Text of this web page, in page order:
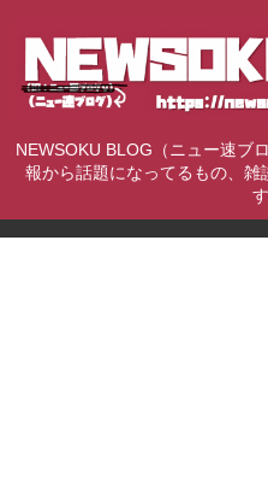
NEWSOKU BLOG（ニュー速ブ
報から話題になってるもの、雑